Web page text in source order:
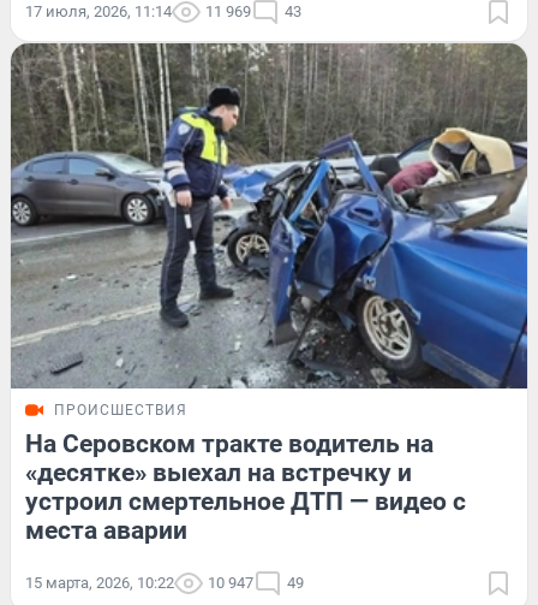
17 июля, 2026, 11:14 11 969 43
ПРОИСШЕСТВИЯ
На Серовском тракте водитель на
«десятке» выехал на встречку и
устроил смертельное ДТП — видео с
места аварии
15 марта, 2026, 10:22 10 947 49